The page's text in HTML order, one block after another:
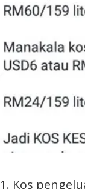
1. Kos